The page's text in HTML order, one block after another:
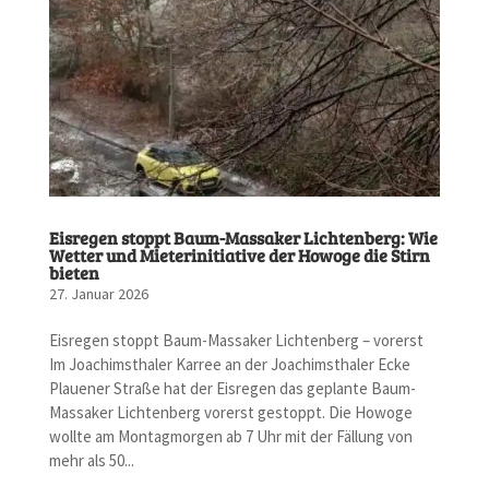
Eisregen stoppt Baum-Massaker Lichtenberg: Wie
Wetter und Mieterinitiative der Howoge die Stirn
bieten
27. Januar 2026
Eisregen stoppt Baum-Massaker Lichtenberg – vorerst
Im Joachimsthaler Karree an der Joachimsthaler Ecke
Plauener Straße hat der Eisregen das geplante Baum-
Massaker Lichtenberg vorerst gestoppt. Die Howoge
wollte am Montagmorgen ab 7 Uhr mit der Fällung von
mehr als 50...